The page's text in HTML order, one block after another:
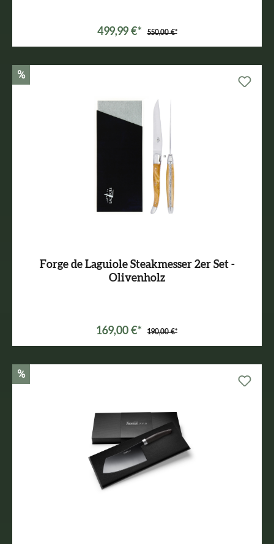
499,99 €* 550,00 €*
%
Forge de Laguiole Steakmesser 2er Set -
Olivenholz
169,00 €* 190,00 €*
%